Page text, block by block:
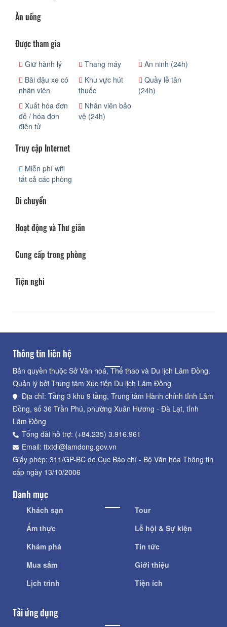
Ăn uống
Được tham gia
Giữ hành lý Thang máy
An ninh (24h)
Bãi đậu xe có
nhân viên
Khu vực hút
thuốc
Quầy lễ tân
(24h)
Xuất hóa đơn
đỏ / hóa đơn
điện tử
Nhân viên bảo
vệ (24h)
Truy cập Internet
Miễn phí wifi
tất cả các phòng
Di chuyển
Hoạt động và Thư giãn
Cung cấp trong phòng
Tiện nghi
Thông tin liên hệ
Bản quyền thuộc Sở Văn hoá, Thể thao và Du lịch Lâm Đồng.
Quản lý bởi Trung tâm Xúc tiến Du lịch Lâm Đồng
Địa chỉ: Tầng 3 khu 9 tầng, Trung tâm Hành chính tỉnh Lâm
Đồng, số 36 Trần Phú, phường Xuân Hương - Đà Lạt, tỉnh
Lâm Đồng
Tổng đài hỗ trợ: (+84.235) 3.916.961
Email: ttxtdl@lamdong.gov.vn
Giấy phép: 311/GP-BC do Cục Báo chí - Bộ Văn hóa Thông tin
cấp ngày 13/10/2006
Danh mục
Khách sạn
Ẩm thực
Khám phá
Mua sắm
Lịch trình
Tour
Lễ hội & Sự kiện
Tin tức
Giới thiệu
Tiện ích
Tải ứng dụng